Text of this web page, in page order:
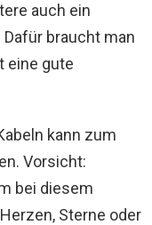
auch ein
braucht man
eine gute
kann zum
Vorsicht:
bei diesem
Sterne oder